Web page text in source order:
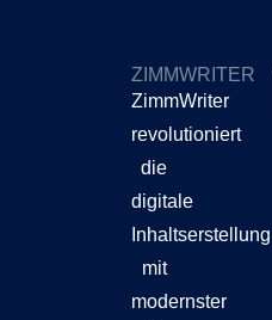
ZIMMWRITER
ZimmWriter
revolutioniert
die
digitale
Inhaltserstellung
mit
modernster